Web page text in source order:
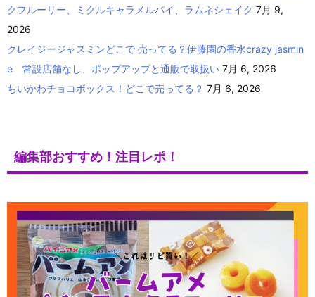
クフルーリー、ミクルキャラメルパイ、ラムネシェイク 7月 9,
2026
クレイジージャスミンどこで 売ってる？伊藤園の香水crazy jasmin
e 常設店舗なし、ポップアップと通販で取扱い 7月 6, 2026
ちいかわチョコボックス！どこで売ってる？ 7月 6, 2026
編集部おすすめ！注目レポ！